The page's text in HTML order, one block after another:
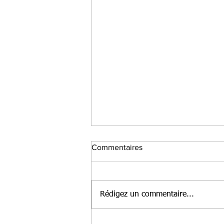
Commentaires
Rédigez un commentaire...